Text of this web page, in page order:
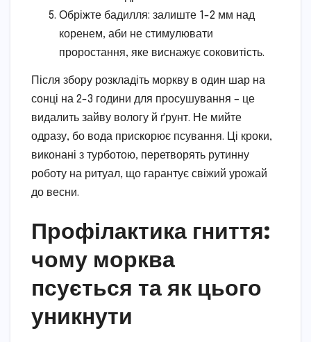
Обріжте бадилля: залиште 1-2 мм над
коренем, аби не стимулювати
проростання, яке виснажує соковитість.
Після збору розкладіть моркву в один шар на
сонці на 2-3 години для просушування – це
видалить зайву вологу й ґрунт. Не мийте
одразу, бо вода прискорює псування. Ці кроки,
виконані з турботою, перетворять рутинну
роботу на ритуал, що гарантує свіжий урожай
до весни.
Профілактика гниття:
чому морква
псується та як цього
уникнути